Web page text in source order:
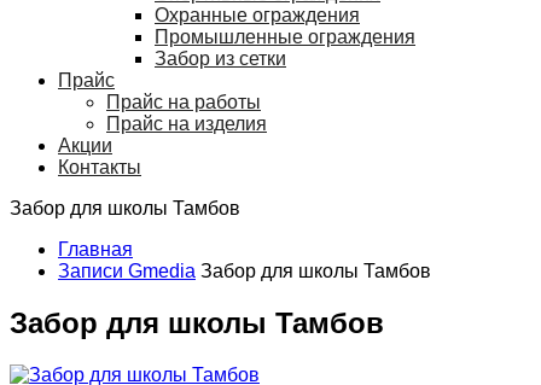
Охранные ограждения
Промышленные ограждения
Забор из сетки
Прайс
Прайс на работы
Прайс на изделия
Акции
Контакты
Забор для школы Тамбов
Главная
Записи Gmedia Забор для школы Тамбов
Забор для школы Тамбов